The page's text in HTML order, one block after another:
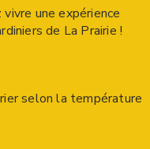
une expérience
de La Prairie !
selon la température